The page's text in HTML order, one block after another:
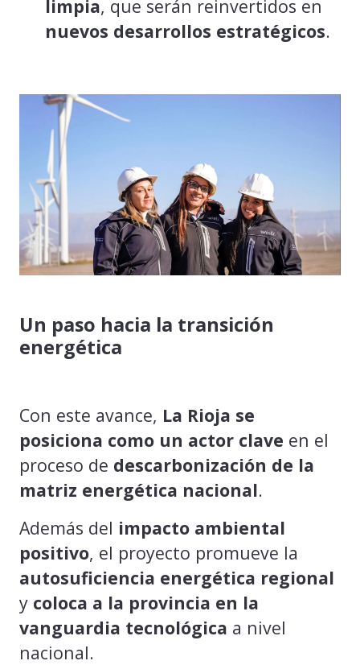
limpia, que serán reinvertidos en
nuevos desarrollos estratégicos.
Un paso hacia la transición
energética
Con este avance, La Rioja se
posiciona como un actor clave en el
proceso de descarbonización de la
matriz energética nacional.
Además del impacto ambiental
positivo, el proyecto promueve la
autosuficiencia energética regional
y coloca a la provincia en la
vanguardia tecnológica a nivel
nacional.